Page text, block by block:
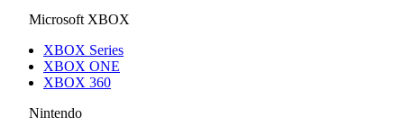
Microsoft XBOX
XBOX Series
XBOX ONE
XBOX 360
Nintendo